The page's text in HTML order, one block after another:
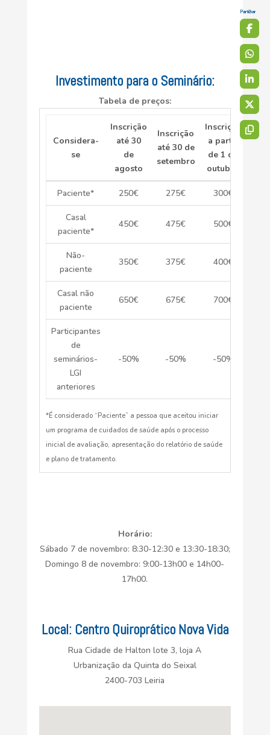
Investimento para o Seminário:
Tabela de preços:
Considera-
se
Inscrição
até 30
de
agosto
Inscrição
até 30 de
setembro
Inscrição
a partir
de 1 de
outubro
Paciente* 250€ 275€ 300€
Casal
paciente*
450€ 475€ 500€
Não-
paciente
350€ 375€ 400€
Casal não
paciente
650€ 675€ 700€
Participantes
de
seminários-
LGI
anteriores
-50% -50% -50%
*É considerado “Paciente” a pessoa que aceitou iniciar
um programa de cuidados de saúde após o processo
inicial de avaliação, apresentação do relatório de saúde
e plano de tratamento.
Horário:
Sábado 7 de novembro: 8:30-12:30 e 13:30-18:30;
Domingo 8 de novembro: 9:00-13h00 e 14h00-
17h00.
Local: Centro Quiroprático Nova Vida
Rua Cidade de Halton lote 3, loja A
Urbanização da Quinta do Seixal
2400-703 Leiria
Partilhar